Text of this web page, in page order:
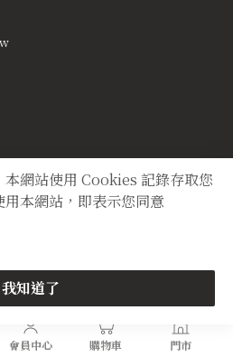
網站使用 Cookies 記錄存取您
本網站，即表示您同意
我知道了
會員中心 購物車 門市
約
隱私權聲明
XIANG All right reserved.